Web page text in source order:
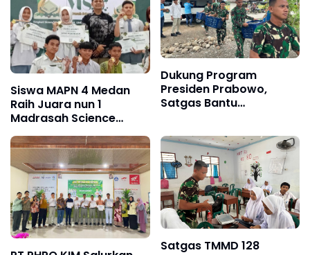
Siswa MAPN 4 Medan
Raih Juara nun 1
Madrasah Science
Olympiade (MSO)
Dukung Program
Presiden Prabowo,
Satgas Bantu
Satgas TMMD 128